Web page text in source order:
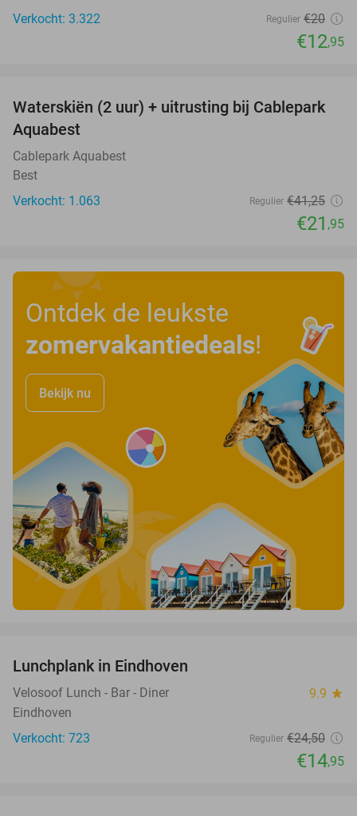
Verkocht: 3.322
Regulier €20
€12,95
47%
Waterskiën (2 uur) + uitrusting bij Cablepark
Aquabest
Cablepark Aquabest
Best
Verkocht: 1.063
Regulier €41,25
€21 ,95
Ontdek de leukste
zomervakantiedeals!
Bekijk nu
Lunchplank in Eindhoven
Velosoof Lunch - Bar - Diner 9.9 star
Eindhoven
Verkocht: 723
Regulier €24,50
€14,95